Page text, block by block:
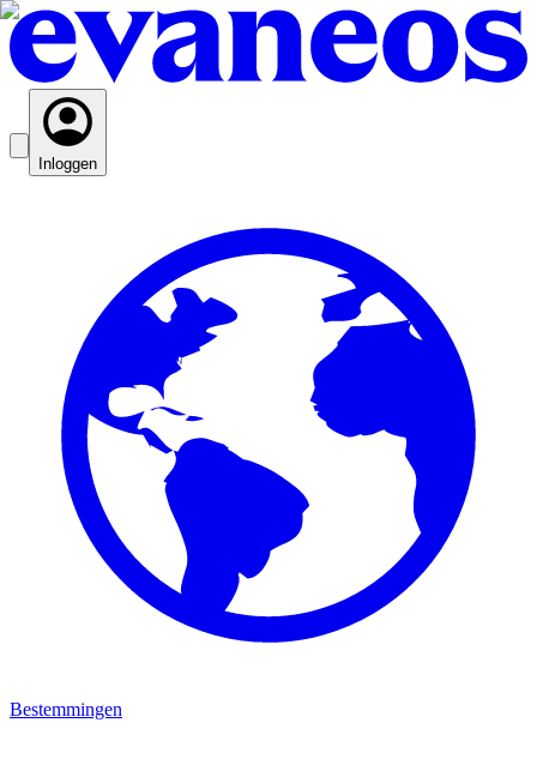
Inloggen
Bestemmingen